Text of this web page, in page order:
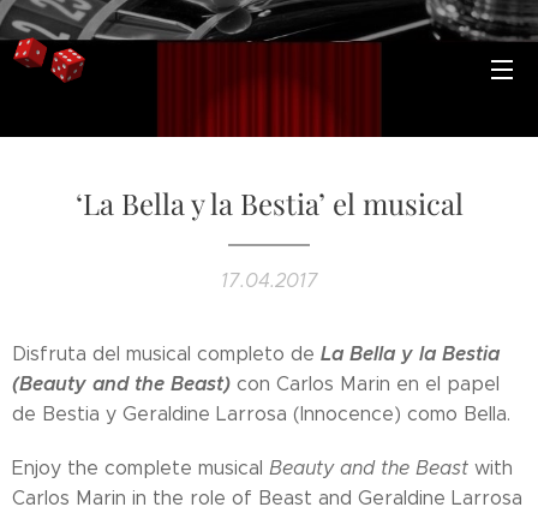
‘La Bella y la Bestia’ el musical
17.04.2017
Disfruta del musical completo de La Bella y la Bestia
(Beauty and the Beast) con Carlos Marin en el papel
de Bestia y Geraldine Larrosa (Innocence) como Bella.
Enjoy the complete musical Beauty and the Beast with
Carlos Marin in the role of Beast and Geraldine Larrosa